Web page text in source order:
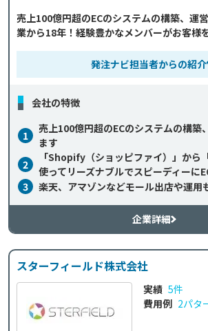
売上100億円超のECのシステムの構築、運
業から18年！経験豊かなメンバーがお客様
発注ナビ担当者からの紹介
会社の特徴
1
売上100億円超のECのシステムの構築
ます
2
「Shopify（ショッピファイ）」から
使ってリーズナブルでスピーディーに
3
楽天、アマゾンなどモール出店や運用
企業詳細
スターフィールド株式会社
実績 5件
費用例 2パタ